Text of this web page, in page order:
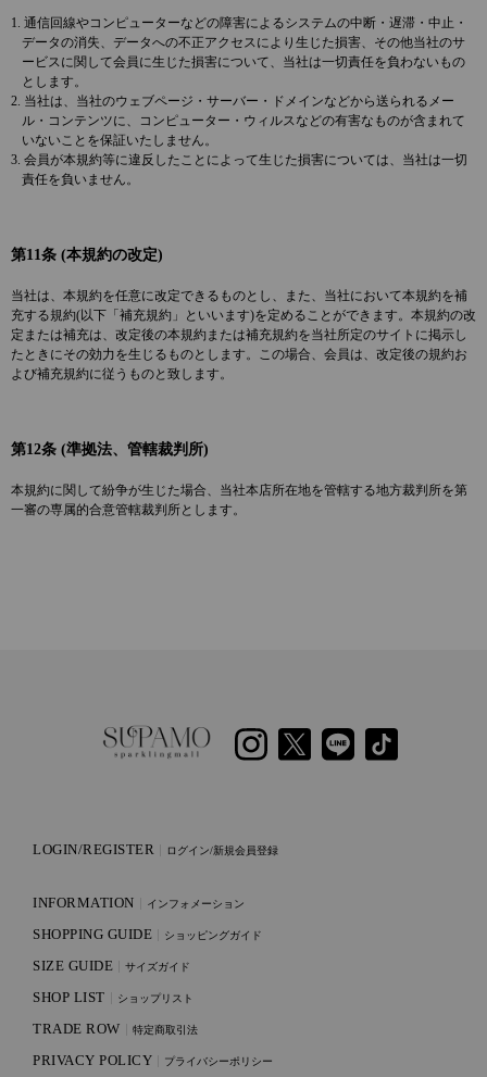
1. 通信回線やコンピューターなどの障害によるシステムの中断・遅滞・中止・
データの消失、データへの不正アクセスにより生じた損害、その他当社のサ
ービスに関して会員に生じた損害について、当社は一切責任を負わないもの
とします。
2. 当社は、当社のウェブページ・サーバー・ドメインなどから送られるメー
ル・コンテンツに、コンピューター・ウィルスなどの有害なものが含まれて
いないことを保証いたしません。
3. 会員が本規約等に違反したことによって生じた損害については、当社は一切
責任を負いません。
第11条 (本規約の改定)
当社は、本規約を任意に改定できるものとし、また、当社において本規約を補
充する規約(以下「補充規約」といいます)を定めることができます。本規約の改
定または補充は、改定後の本規約または補充規約を当社所定のサイトに掲示し
たときにその効力を生じるものとします。この場合、会員は、改定後の規約お
よび補充規約に従うものと致します。
第12条 (準拠法、管轄裁判所)
本規約に関して紛争が生じた場合、当社本店所在地を管轄する地方裁判所を第
一審の専属的合意管轄裁判所とします。
LOGIN/REGISTER ログイン/新規会員登録
INFORMATION インフォメーション
SHOPPING GUIDE ショッピングガイド
SIZE GUIDE サイズガイド
SHOP LIST ショップリスト
TRADE ROW 特定商取引法
PRIVACY POLICY プライバシーポリシー